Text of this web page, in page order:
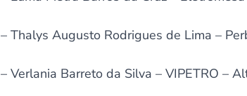
– Thalys Augusto Rodrigues de Lima –
– Verlania Barreto da Silva – VIPETRO –